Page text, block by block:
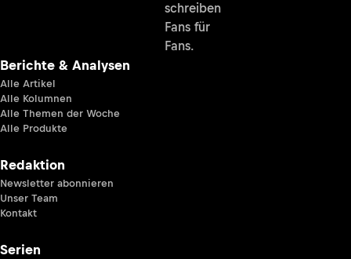
schreiben
Fans für
Fans.
Berichte & Analysen
Alle Artikel
Alle Kolumnen
Alle Themen der Woche
Alle Produkte
Redaktion
Newsletter abonnieren
Unser Team
Kontakt
Serien